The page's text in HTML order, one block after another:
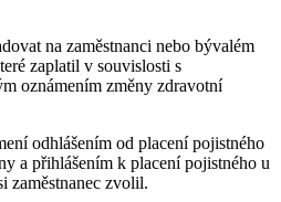
na zaměstnanci nebo bývalém
zaplatil v souvislosti s
oznámením změny zdravotní
odhlášením od placení pojistného
a přihlášením k placení pojistného u
zaměstnanec zvolil.